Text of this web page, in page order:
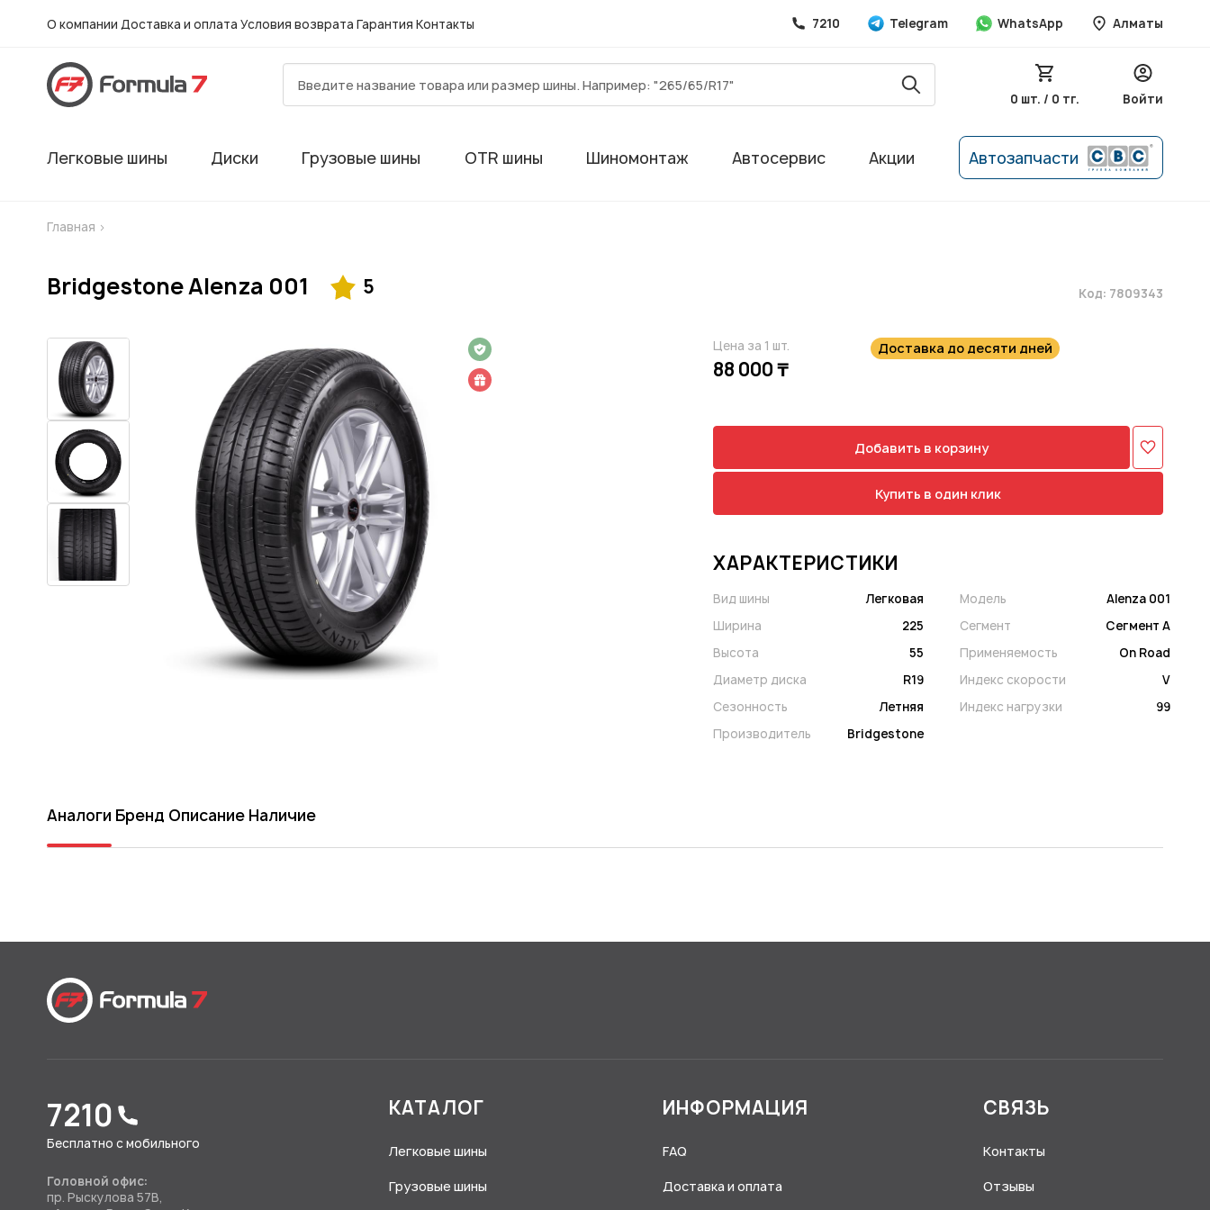
О компании Доставка и оплата Условия возврата Гарантия Контакты 7210 Telegram WhatsApp Алматы
0 шт. / 0 тг. Войти
Легковые шины Диски Грузовые шины OTR шины Шиномонтаж Автосервис Акции Автозапчасти
Главная >
Bridgestone Alenza 001 5 Код: 7809343
Гарантия на 1 год
Шиномонтаж в подарок
Цена за 1 шт.
88 000 ₸
Доставка до десяти дней
Добавить в корзину
Купить в один клик
ХАРАКТЕРИСТИКИ
Вид шины
Легковая
Ширина
225
Высота
55
Диаметр диска
R19
Сезонность
Летняя
Производитель
Bridgestone
Модель
Alenza 001
Сегмент
Сегмент A
Применяемость
On Road
Индекс скорости
V
Индекс нагрузки
99
Аналоги Бренд Описание Наличие
7210
Бесплатно с мобильного
Головной офис:
пр. Рыскулова 57В,
КАТАЛОГ
Легковые шины
Грузовые шины
ИНФОРМАЦИЯ
FAQ
Доставка и оплата
СВЯЗЬ
Контакты
Отзывы